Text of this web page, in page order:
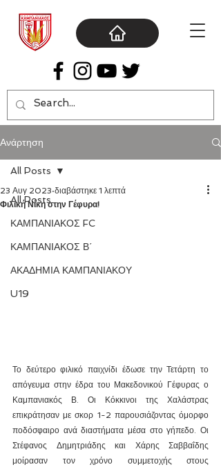
Ανάρτηση
All Posts
ΚΑΜΠΑΝΙΑΚΟΣ FC
ΚΑΜΠΑΝΙΑΚΟΣ Β΄
ΑΚΑΔΗΜΙΑ ΚΑΜΠΑΝΙΑΚΟΥ
U19
All Posts
Φιλική Νίκη στην Γέφυρα!
23 Αυγ 2023 διαβάστηκε 1 λεπτά
Το δεύτερο φιλικό παιχνίδι έδωσε την Τετάρτη το
απόγευμα στην έδρα του Μακεδονικού Γέφυρας ο
Καμπανιακός Β. Οι Κόκκινοι της Χαλάστρας
επικράτησαν με σκορ 1-2 παρουσιάζοντας όμορφο
ποδόσφαιρο ανά διαστήματα μέσα στο γήπεδο. Οι
Στέφανος Δημητριάδης και Χάρης Σαββαΐδης
μοίρασαν τον χρόνο συμμετοχής στους